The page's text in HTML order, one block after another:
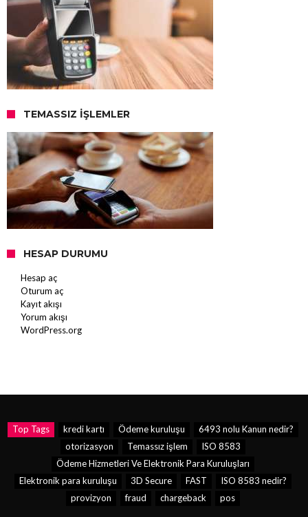
TEMASSIZ İŞLEMLER
HESAP DURUMU
Hesap aç
Oturum aç
Kayıt akışı
Yorum akışı
WordPress.org
Top Tags kredi kartı Ödeme kuruluşu
6493 nolu Kanun nedir?
otorizasyon
Temassız işlem
ISO 8583
Ödeme Hizmetleri Ve Elektronik Para Kuruluşları
Elektronik para kuruluşu
3D Secure FAST
ISO 8583 nedir?
provizyon
fraud chargeback pos